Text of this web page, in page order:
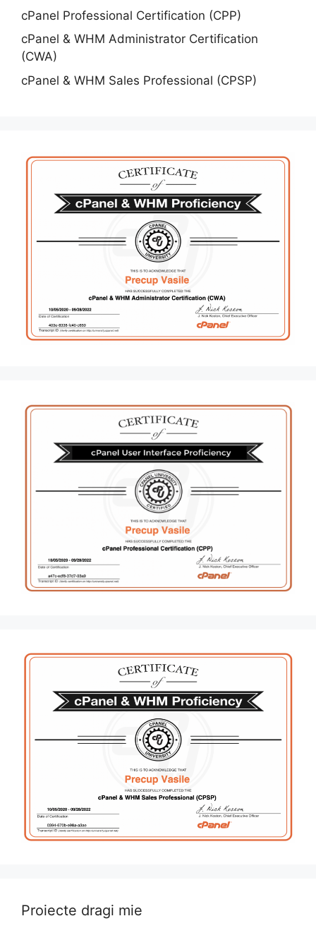
cPanel Professional Certification (CPP)
cPanel & WHM Administrator Certification
(CWA)
cPanel & WHM Sales Professional (CPSP)
Proiecte dragi mie